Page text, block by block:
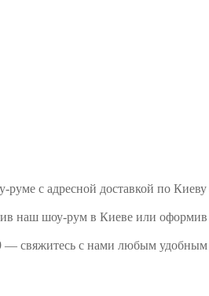
с адресной доставкой по
наш шоу-рум в Киеве или оформив
свяжитесь с нами любым